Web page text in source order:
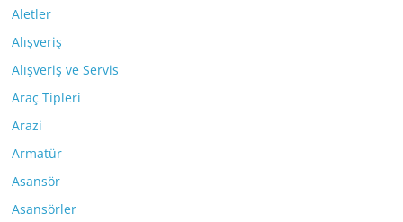
Aletler
Alışveriş
Alışveriş ve Servis
Araç Tipleri
Arazi
Armatür
Asansör
Asansörler